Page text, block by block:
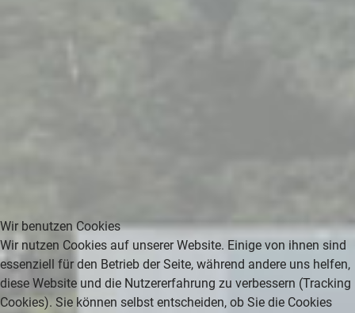
Wir benutzen Cookies
Wir nutzen Cookies auf unserer Website. Einige von ihnen sind
essenziell für den Betrieb der Seite, während andere uns helfen,
diese Website und die Nutzererfahrung zu verbessern (Tracking
Cookies). Sie können selbst entscheiden, ob Sie die Cookies